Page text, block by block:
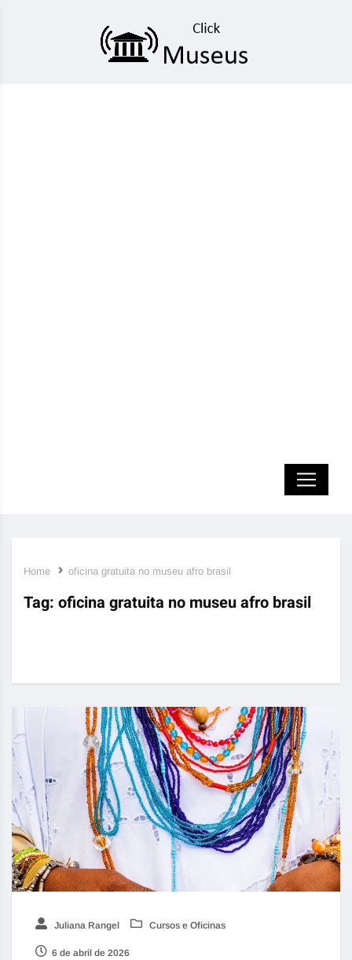
Home oficina gratuita no museu afro brasil
Tag: oficina gratuita no museu afro brasil
Juliana Rangel Cursos e Oficinas
6 de abril de 2026